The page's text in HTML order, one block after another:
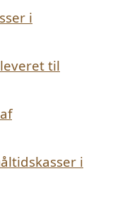
i
til
i